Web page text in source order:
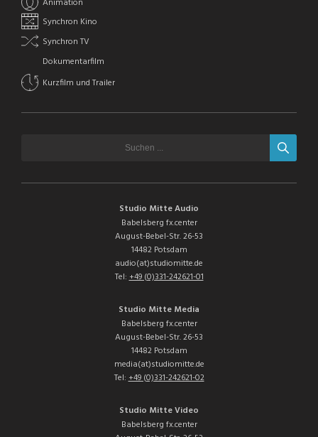
Synchron Kino
Synchron TV
Dokumentarfilm
Kurzfilm und Trailer
Studio Mitte Audio
Babelsberg fx.center
August-Bebel-Str. 26-53
14482 Potsdam
audio(at)studiomitte.de
Tel:+49 (0)331-242621-01
Studio Mitte Media
Babelsberg fx.center
August-Bebel-Str. 26-53
14482 Potsdam
media(at)studiomitte.de
Tel:+49 (0)331-242621-02
Studio Mitte Video
Babelsberg fx.center